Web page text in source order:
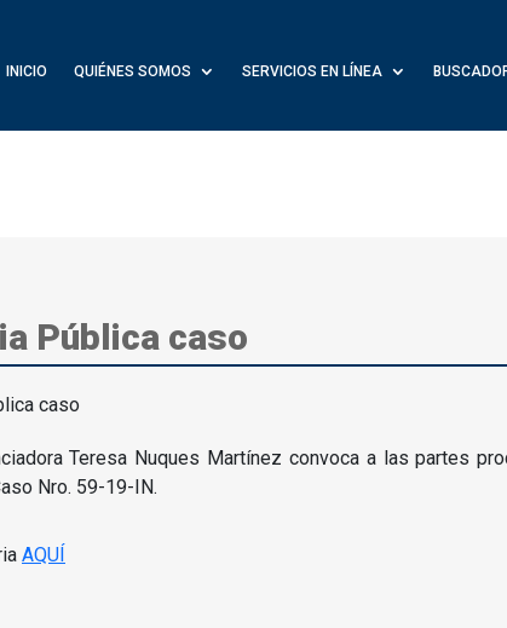
INICIO QUIÉNES SOMOS SERVICIOS EN LÍNEA
Pública caso
Teresa Nuques Martínez convoca a las partes
Nro. 59-19-IN.
AQUÍ